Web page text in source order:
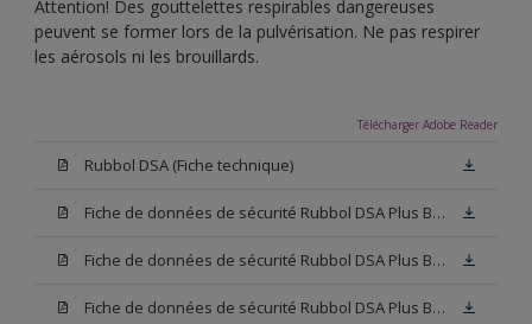
Attention! Des gouttelettes respirables dangereuses
peuvent se former lors de la pulvérisation. Ne pas respirer
les aérosols ni les brouillards.
Télécharger Adobe Reader
Rubbol DSA (Fiche technique)
Fiche de données de sécurité Rubbol DSA Plus Blanc (SDS)
Fiche de données de sécurité Rubbol DSA Plus Base W05 (SDS)
Fiche de données de sécurité Rubbol DSA Plus Base N00 (SDS)